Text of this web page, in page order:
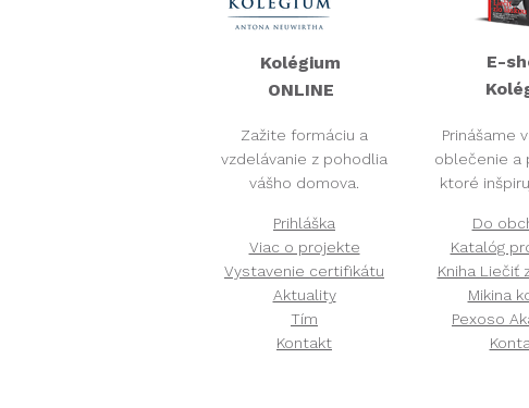
Kolégium
ONLINE​
Zažite formáciu a
vzdelávanie z pohodlia
vášho domova.
Prihláška
Viac o projekte
Vystavenie certifikátu
Aktuality
Tím
Kontakt
E-
Prinášame
oblečenie a
ktoré
Do
Katalóg
Kniha Liečiť
Mikina
Pexoso